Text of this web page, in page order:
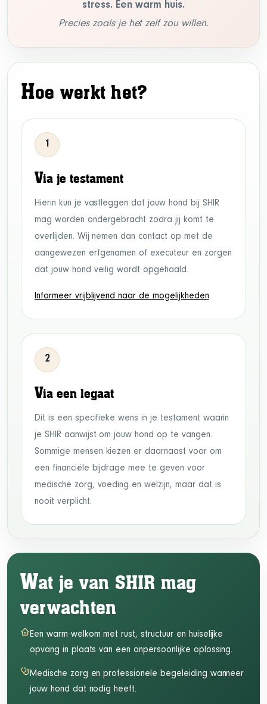
stress. Een warm huis.
Precies zoals je het zelf zou willen.
Hoe werkt het?
1
Via je testament
Hierin kun je vastleggen dat jouw hond bij SHIR
mag worden ondergebracht zodra jij komt te
overlijden. Wij nemen dan contact op met de
aangewezen erfgenamen of executeur en zorgen
dat jouw hond veilig wordt opgehaald.
Informeer vrijblijvend naar de mogelijkheden
2
Via een legaat
Dit is een specifieke wens in je testament waarin
je SHIR aanwijst om jouw hond op te vangen.
Sommige mensen kiezen er daarnaast voor om
een financiële bijdrage mee te geven voor
medische zorg, voeding en welzijn, maar dat is
nooit verplicht.
Wat je van SHIR mag
verwachten
Een warm welkom met rust, structuur en huiselijke
opvang in plaats van een onpersoonlijke oplossing.
Medische zorg en professionele begeleiding wanneer
jouw hond dat nodig heeft.